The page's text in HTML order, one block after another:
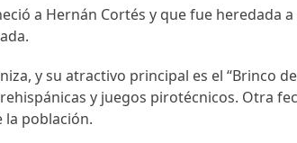
a Hernán Cortés y que fue heredada a
y su atractivo principal es el “Brinco
y juegos pirotécnicos. Otra
la población.